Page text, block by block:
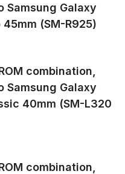
Samsung Galaxy
(SM-R925)
combination,
Samsung Galaxy
40mm (SM-L320
combination,